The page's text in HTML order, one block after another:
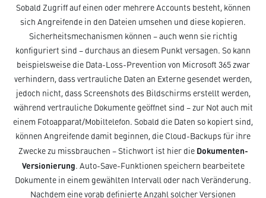
Sobald Zugriff auf einen oder mehrere Accounts besteht, können
sich Angreifende in den Dateien umsehen und diese kopieren.
Sicherheitsmechanismen können – auch wenn sie richtig
konfiguriert sind – durchaus an diesem Punkt versagen. So kann
beispielsweise die Data-Loss-Prevention von Microsoft 365 zwar
verhindern, dass vertrauliche Daten an Externe gesendet werden,
jedoch nicht, dass Screenshots des Bildschirms erstellt werden,
während vertrauliche Dokumente geöffnet sind – zur Not auch mit
einem Fotoapparat/Mobiltelefon. Sobald die Daten so kopiert sind,
können Angreifende damit beginnen, die Cloud-Backups für ihre
Zwecke zu missbrauchen – Stichwort ist hier die Dokumenten-
Versionierung. Auto-Save-Funktionen speichern bearbeitete
Dokumente in einem gewählten Intervall oder nach Veränderung.
Nachdem eine vorab definierte Anzahl solcher Versionen